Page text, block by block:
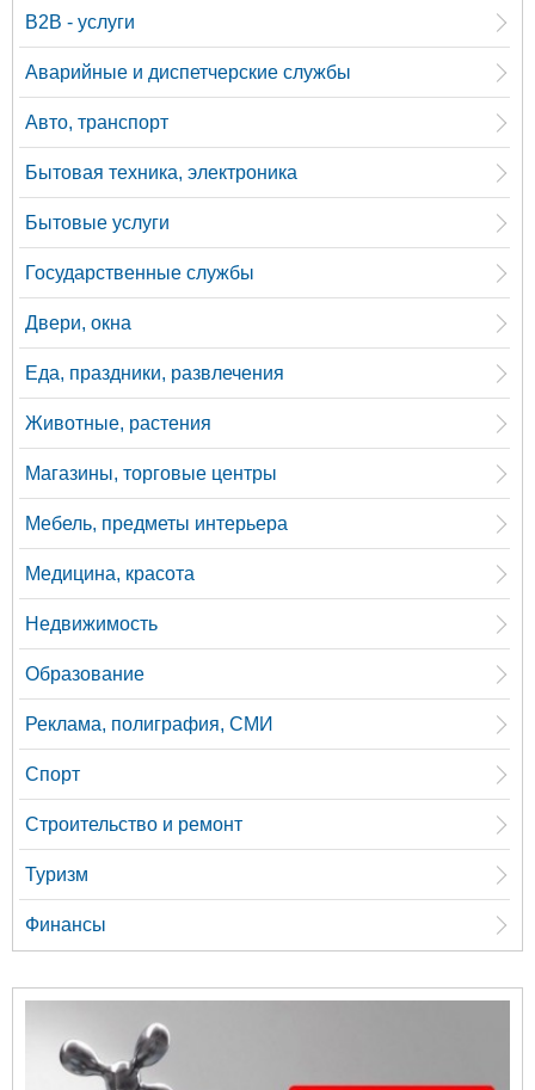
B2B - услуги
Аварийные и диспетчерские службы
Авто, транспорт
Бытовая техника, электроника
Бытовые услуги
Государственные службы
Двери, окна
Еда, праздники, развлечения
Животные, растения
Магазины, торговые центры
Мебель, предметы интерьера
Медицина, красота
Недвижимость
Образование
Реклама, полиграфия, СМИ
Спорт
Строительство и ремонт
Туризм
Финансы